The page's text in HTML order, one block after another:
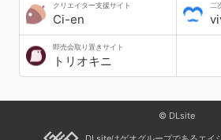
クリエイター支援サイト
Ci-en
二
即売会取り置きサイト
トリオキニ
© DLsite